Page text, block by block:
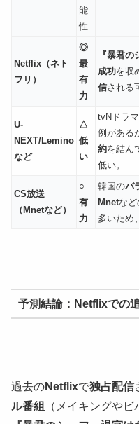
能
性
Netflix（ネト
フリ）
◎
最
有
力
『暴君
成功を収
信される
U-
NEXT/Lemino
など
△
低
い
tvNドラ
例がある
約を結ん
低い。
CS放送
（Mnetなど）
○
有
力
韓国のバ
Mnetなど
多いため、
予測結論：Netflixでの
過去のNetflixで独占配信
ル番組
（メイキングや